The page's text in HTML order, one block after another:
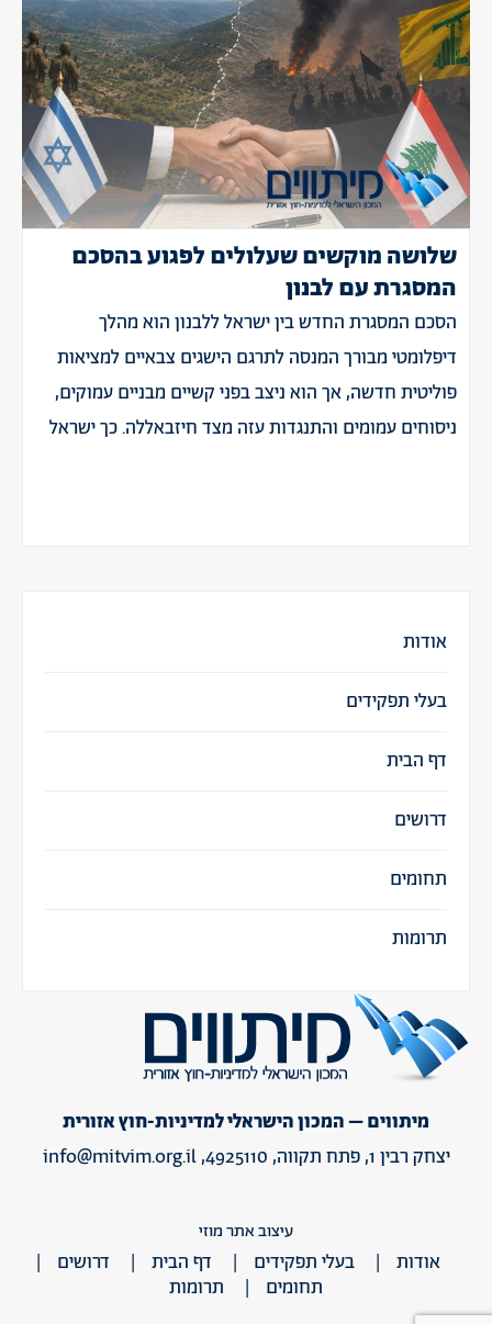
שלושה מוקשים שעלולים לפגוע בהסכם
המסגרת עם לבנון
הסכם המסגרת החדש בין ישראל ללבנון הוא מהלך
דיפלומטי מבורך המנסה לתרגם הישגים צבאיים למציאות
פוליטית חדשה, אך הוא ניצב בפני קשיים מבניים עמוקים,
ניסוחים עמומים והתנגדות עזה מצד חיזבאללה. כך ישראל
אודות
בעלי תפקידים
דף הבית
דרושים
תחומים
תרומות
מיתווים – המכון הישראלי למדיניות-חוץ אזורית
יצחק רבין 1, פתח תקווה, 4925110,
info@mitvim.org.il
עיצוב אתר מוזי
אודות בעלי תפקידים דף הבית
דרושים
תחומים
תרומות